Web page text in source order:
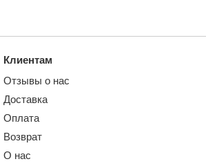
Клиентам
Отзывы о нас
Доставка
Оплата
Возврат
О нас